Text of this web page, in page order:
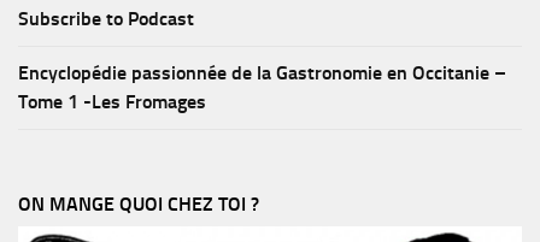
Subscribe to Podcast
Encyclopédie passionnée de la Gastronomie en Occitanie –
Tome 1 -Les Fromages
ON MANGE QUOI CHEZ TOI ?